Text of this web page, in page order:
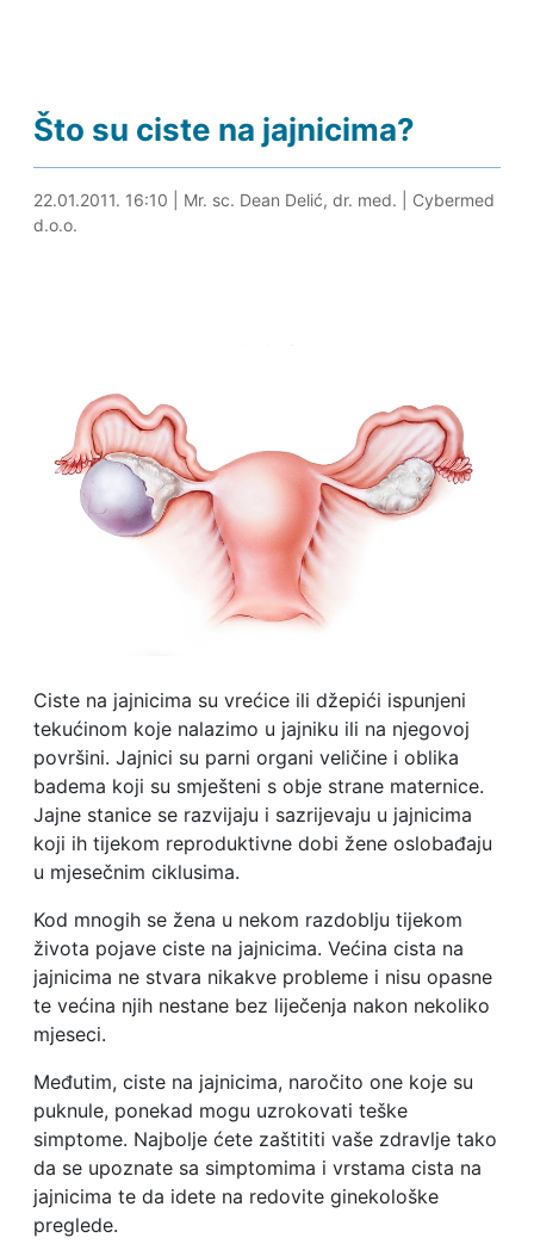
Što su ciste na jajnicima?
30.04.2024. 22:13
22.01.2011. 16:10 Mr. sc. Dean Delić, dr. med.
Cybermed
d.o.o.
Ciste na jajnicima su vrećice ili džepići ispunjeni
tekućinom koje nalazimo u jajniku ili na njegovoj
površini. Jajnici su parni organi veličine i oblika
badema koji su smješteni s obje strane maternice.
Jajne stanice se razvijaju i sazrijevaju u jajnicima
koji ih tijekom reproduktivne dobi žene oslobađaju
u mjesečnim ciklusima.
Kod mnogih se žena u nekom razdoblju tijekom
života pojave ciste na jajnicima. Većina cista na
jajnicima ne stvara nikakve probleme i nisu opasne
te većina njih nestane bez liječenja nakon nekoliko
mjeseci.
Međutim, ciste na jajnicima, naročito one koje su
puknule, ponekad mogu uzrokovati teške
simptome. Najbolje ćete zaštititi vaše zdravlje tako
da se upoznate sa simptomima i vrstama cista na
jajnicima te da idete na redovite ginekološke
preglede.